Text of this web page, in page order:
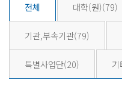
전체 대학(원)(79)
기관,부속기관(79)
특별사업단(20)